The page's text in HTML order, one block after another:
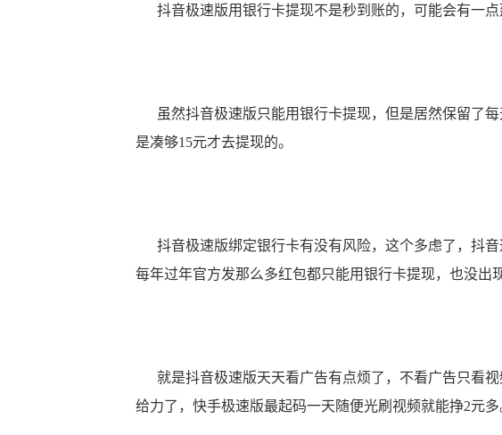
抖音极速版用银行卡提现不是秒到账的，可能会有一点
虽然抖音极速版只能用银行卡提现，但是居然保留了
是凑够15元才去提现的。
抖音极速版绑定银行卡有没有风险，这个多虑了，抖
每年过年官方发那么多红包都只能用银行卡提现，也没出
就是抖音极速版天天看广告有点烦了，不看广告只看
给力了，快手极速版最起码一天随便光刷视频就能挣2元多